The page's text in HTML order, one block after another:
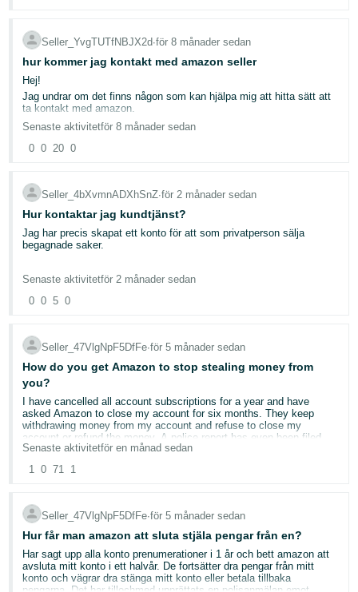
Seller_YvgTUTfNBJX2d∙för 8 månader sedan
hur kommer jag kontakt med amazon seller
Hej!
Jag undrar om det finns någon som kan hjälpa mig att hitta sätt att
ta kontakt med amazon.
God jul!
Senaste aktivitetför 8 månader sedan
0 0 20 0
Seller_4bXvmnADXhSnZ∙för 2 månader sedan
Hur kontaktar jag kundtjänst?
Jag har precis skapat ett konto för att som privatperson sälja
begagnade saker.
Behöver komma i kontakt med kundtjänst då jag fått en
Detta har jag aldrig gått med på!!!
systemet självt har valt att stava mitt efternamn med å,ä,ö vilket
inte acceptera och jag kan inte ändra det.
Har försökt kontakta kundtjänst flertalet gånger genom att skapa
supportärenden. Men de bara försvinner. Har försökt mejla olika
amazon adress - inget svar.
Ska det verkligen vara så svårt att komma igång med sitt
säljarkonto och komna i kontakt med kundtjänst? Just nu känns
alltihopa som en genomtänkt scam för att falskeligen debitera
kunder och komma åt bankdetaljer
Senaste aktivitetför 2 månader sedan
0 0 5 0
Seller_47VlgNpF5DfFe∙för 5 månader sedan
How do you get Amazon to stop stealing money from
you?
I have cancelled all account subscriptions for a year and have
asked Amazon to close my account for six months. They keep
withdrawing money from my account and refuse to close my
account or refund the money. A police report has even been filed
against Amazon for violating Swedish and European law.
Senaste aktivitetför en månad sedan
1 0 71 1
Seller_47VlgNpF5DfFe∙för 5 månader sedan
Hur får man amazon att sluta stjäla pengar från en?
Har sagt upp alla konto prenumerationer i 1 år och bett amazon att
avsluta mitt konto i ett halvår. De fortsätter dra pengar från mitt
konto och vägrar dra stänga mitt konto eller betala tillbaka